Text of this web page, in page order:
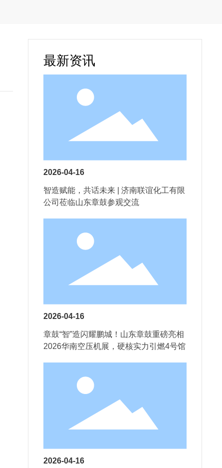
最新资讯
2026-04-16
智造赋能，共话未来 | 济南联谊化工有限
公司莅临山东章鼓参观交流
2026-04-16
章鼓“智”造闪耀鹏城！山东章鼓重磅亮相
2026华南空压机展，硬核实力引燃4号馆
2026-04-16